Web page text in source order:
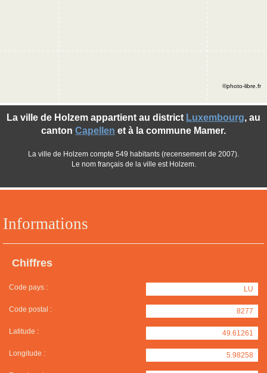
Informations
Chiffres
Code pays : LU
Code postal : 8277
Latitude : 49.61261
Longitude : 5.98258
La ville de Holzem appartient au district Luxembourg, au
canton Capellen et à la commune Mamer.
La ville de Holzem compte 549 habitants (recensement de 2007).
Le nom français de la ville est Holzem.
©photo-libre.fr